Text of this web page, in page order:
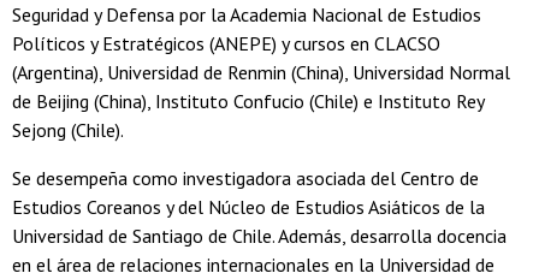
Seguridad y Defensa por la Academia Nacional de Estudios
Políticos y Estratégicos (ANEPE) y cursos en CLACSO
(Argentina), Universidad de Renmin (China), Universidad Normal
de Beijing (China), Instituto Confucio (Chile) e Instituto Rey
Sejong (Chile).
Se desempeña como investigadora asociada del Centro de
Estudios Coreanos y del Núcleo de Estudios Asiáticos de la
Universidad de Santiago de Chile. Además, desarrolla docencia
en el área de relaciones internacionales en la Universidad de